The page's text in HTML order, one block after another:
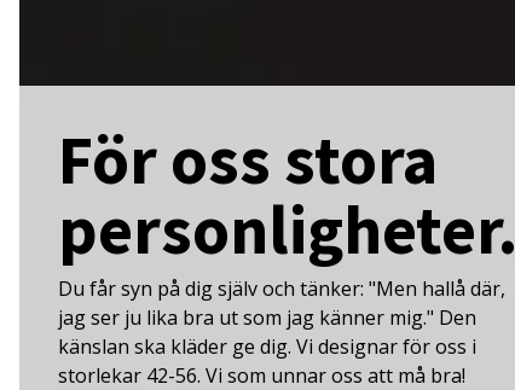
För oss stora
personligheter.
Du får syn på dig själv och tänker: "Men hallå där,
jag ser ju lika bra ut som jag känner mig." Den
känslan ska kläder ge dig. Vi designar för oss i
storlekar 42-56. Vi som unnar oss att må bra!